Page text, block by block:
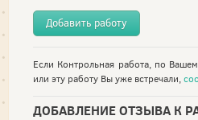
Добавить работу
Если Контрольная работа, по
или эту работу Вы уже встречали,
ДОБАВЛЕНИЕ ОТЗЫВА К